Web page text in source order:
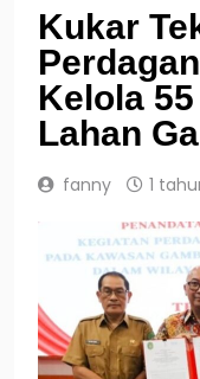
Kukar
Kelola
Lahan
fanny 1